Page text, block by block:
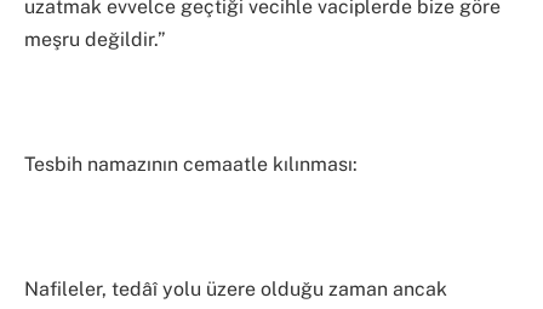
uzatmak evvelce geçtiği vecihle vaciplerde bize göre
meşru değildir.”
Tesbih namazının cemaatle kılınması:
Nafileler, tedâî yolu üzere olduğu zaman ancak